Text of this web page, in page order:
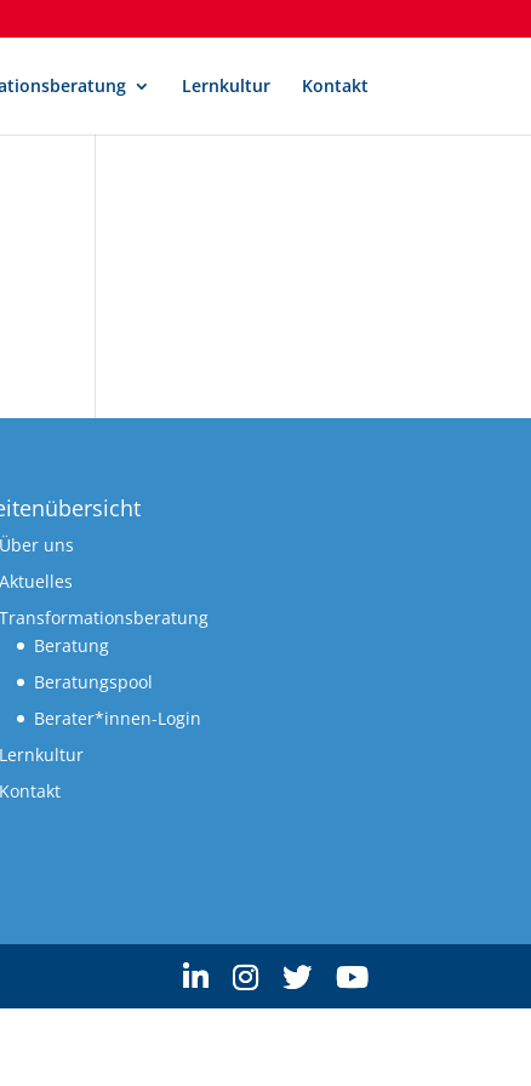
Lernkultur Kontakt
Über uns
Aktuelles
Transformationsberatung
Beratung
Beratungspool
Berater*innen-Login
Lernkultur
Kontakt